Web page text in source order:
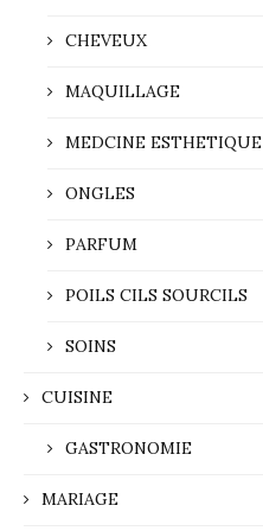
CHEVEUX
MAQUILLAGE
MEDCINE ESTHETIQUE
ONGLES
PARFUM
POILS CILS SOURCILS
SOINS
CUISINE
GASTRONOMIE
MARIAGE